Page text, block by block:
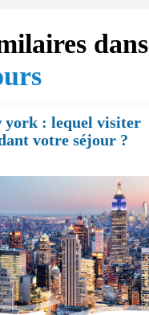
dans
york : lequel visiter
votre séjour ?